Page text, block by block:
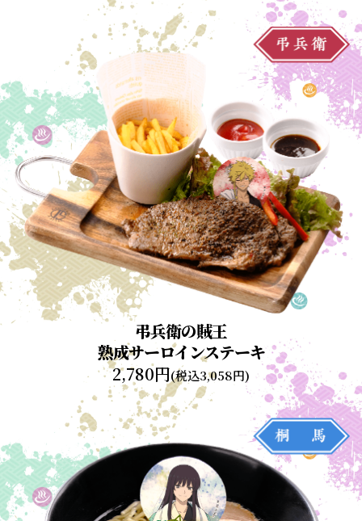
弔兵衛の賊王
熟成サーロインステーキ
2,780円(税込3,058円)